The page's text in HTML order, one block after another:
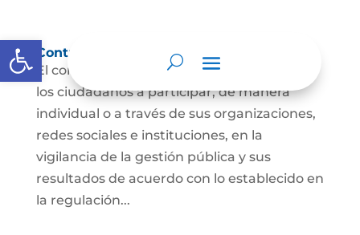
Abrir barra de herramientas
Control social
El control social es el derecho y el deber de
los ciudadanos a participar, de manera
individual o a través de sus organizaciones,
redes sociales e instituciones, en la
vigilancia de la gestión pública y sus
resultados de acuerdo con lo establecido en
la regulación...